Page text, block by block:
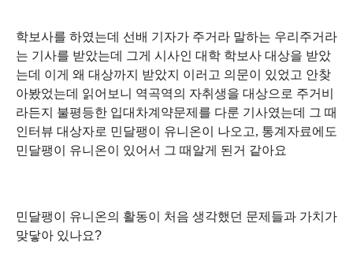
학보사를 하였는데 선배 기자가 주거라 말하는 우리주거라
는 기사를 받았는데 그게 시사인 대학 학보사 대상을 받았
는데 이게 왜 대상까지 받았지 이러고 의문이 있었고 안찾
아봤었는데 읽어보니 역곡역의 자취생을 대상으로 주거비
라든지 불평등한 입대차계약문제를 다룬 기사였는데 그 때
인터뷰 대상자로 민달팽이 유니온이 나오고, 통계자료에도
민달팽이 유니온이 있어서 그 때알게 된거 같아요
민달팽이 유니온의 활동이 처음 생각했던 문제들과 가치가
맞닿아 있나요?